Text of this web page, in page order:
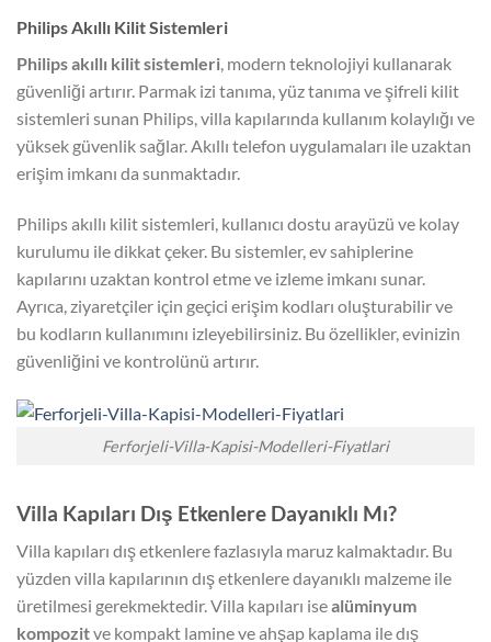
Philips Akıllı Kilit Sistemleri
Philips akıllı kilit sistemleri, modern teknolojiyi kullanarak
güvenliği artırır. Parmak izi tanıma, yüz tanıma ve şifreli kilit
sistemleri sunan Philips, villa kapılarında kullanım kolaylığı ve
yüksek güvenlik sağlar. Akıllı telefon uygulamaları ile uzaktan
erişim imkanı da sunmaktadır.
Philips akıllı kilit sistemleri, kullanıcı dostu arayüzü ve kolay
kurulumu ile dikkat çeker. Bu sistemler, ev sahiplerine
kapılarını uzaktan kontrol etme ve izleme imkanı sunar.
Ayrıca, ziyaretçiler için geçici erişim kodları oluşturabilir ve
bu kodların kullanımını izleyebilirsiniz. Bu özellikler, evinizin
güvenliğini ve kontrolünü artırır.
Ferforjeli-Villa-Kapisi-Modelleri-Fiyatlari
Villa Kapıları Dış Etkenlere Dayanıklı Mı?
Villa kapıları dış etkenlere fazlasıyla maruz kalmaktadır. Bu
yüzden villa kapılarının dış etkenlere dayanıklı malzeme ile
üretilmesi gerekmektedir. Villa kapıları isealüminyum
kompozitve kompakt lamine ve ahşap kaplama ile dış